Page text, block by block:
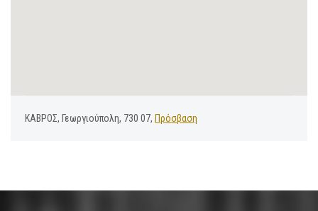
ΚΑΒΡΟΣ, Γεωργιούπολη, 730 07, Πρόσβαση